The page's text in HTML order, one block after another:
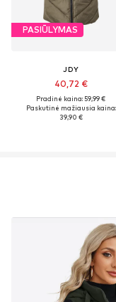
PASIŪLYMAS
JDY
40,72 €
Pradinė kaina: 59,99 €
Paskutinė mažiausia kaina:
39,90 €